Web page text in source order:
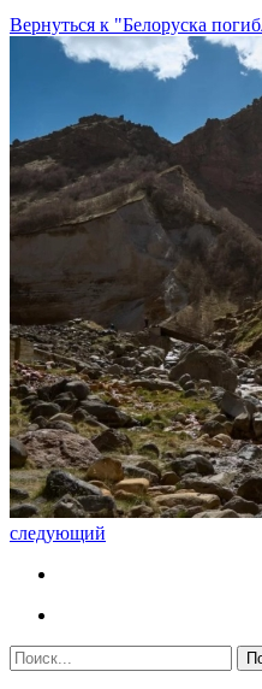
Вернуться к "Белоруска
следующий